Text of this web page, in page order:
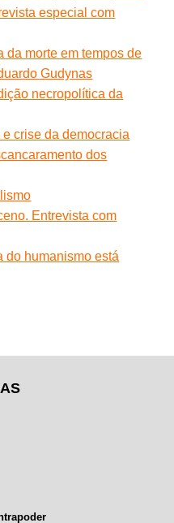
especial com
da morte em tempos de
Gudynas
necropolítica da
crise da democracia
dos
Entrevista com
do humanismo está